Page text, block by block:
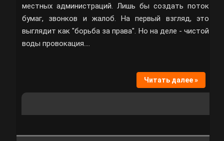
местных администраций. Лишь бы создать поток
бумаг, звонков и жалоб. На первый взгляд, это
выглядит как "борьба за права". Но на деле - чистой
воды провокация.…
Читать далее »